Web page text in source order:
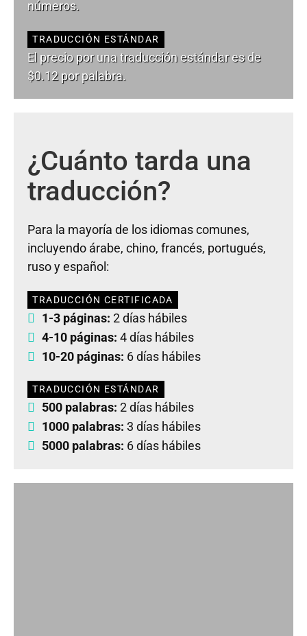
números.
TRADUCCIÓN ESTÁNDAR
El precio por una traducción estándar es de
$0.12 por palabra.
¿Cuánto tarda una
traducción?
Para la mayoría de los idiomas comunes,
incluyendo árabe, chino, francés, portugués,
ruso y español:
TRADUCCIÓN CERTIFICADA
1-3 páginas: 2 días hábiles
4-10 páginas: 4 días hábiles
10-20 páginas: 6 días hábiles
TRADUCCIÓN ESTÁNDAR
500 palabras: 2 días hábiles
1000 palabras: 3 días hábiles
5000 palabras: 6 días hábiles